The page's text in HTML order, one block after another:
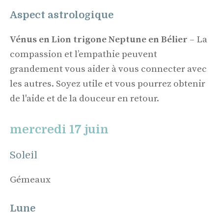
Aspect astrologique
Vénus en Lion trigone Neptune en Bélier – La
compassion et l’empathie peuvent
grandement vous aider à vous connecter avec
les autres. Soyez utile et vous pourrez obtenir
de l'aide et de la douceur en retour.
mercredi 17 juin
Soleil
Gémeaux
Lune